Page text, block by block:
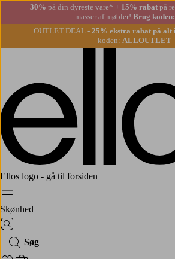
30% på din dyreste vare* + 15% rabatpå
masser af møbler! Brug
OUTLET DEAL - 25% ekstra rabat på alt
koden: ALLOUTLET
Ellos logo - gå til forsiden
Menu
Skønhed
Billedsøgning
Søg